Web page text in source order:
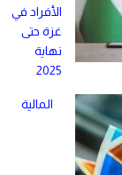
الأفراد في
غزة حتى
نهاية
2025
المالية